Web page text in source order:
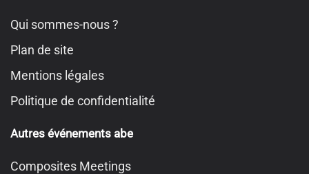
Qui sommes-nous ?
Plan de site
Mentions légales
Politique de confidentialité
Autres événements abe
Composites Meetings